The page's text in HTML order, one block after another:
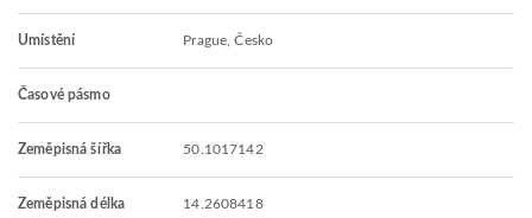
Umístění Prague, Česko
Časové pásmo
Zeměpisná šířka 50.1017142
Zeměpisná délka 14.2608418